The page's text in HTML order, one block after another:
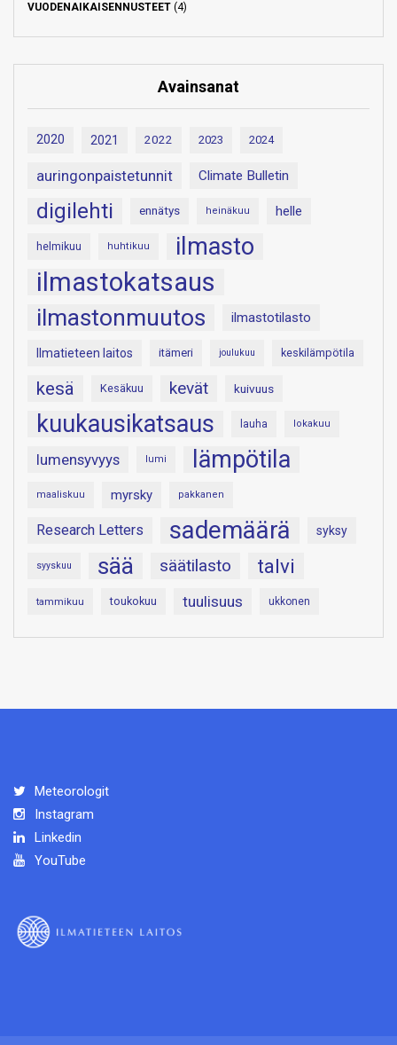
VUODENAIKAISENNUSTEET (4)
Avainsanat
2020 2021 2022 2023 2024
auringonpaistetunnit Climate Bulletin
digilehti ennätys heinäkuu helle
helmikuu huhtikuu ilmasto
ilmastokatsaus
ilmastonmuutos ilmastotilasto
Ilmatieteen laitos itämeri joulukuu keskilämpötila
kesä Kesäkuu kevät kuivuus
kuukausikatsaus lauha lokakuu
lumensyvyys lumi lämpötila
maaliskuu myrsky pakkanen
Research Letters sademäärä syksy
syyskuu sää säätilasto talvi
tammikuu toukokuu tuulisuus ukkonen
Meteorologit
Instagram
Linkedin
YouTube